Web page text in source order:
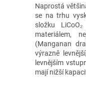
Naprostá
se na trhu
složku
materiálem,
(Manganan
výrazně
levnějším
mají nižší